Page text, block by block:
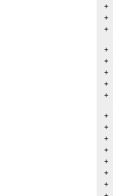
+
+
+
+
+
+
+
+
+
+
+
+
+
+
+